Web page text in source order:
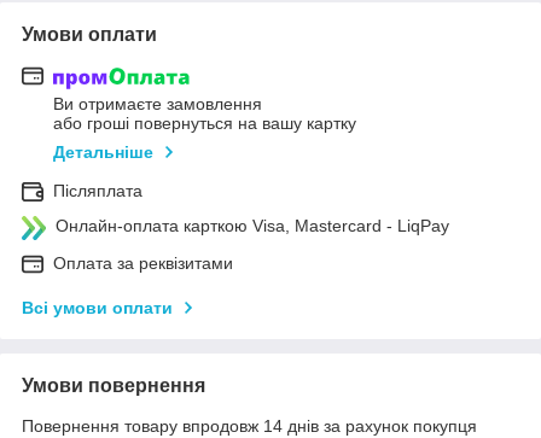
Умови оплати
Ви отримаєте замовлення
або гроші повернуться на вашу картку
Детальніше
Післяплата
Онлайн-оплата карткою Visa, Mastercard - LiqPay
Оплата за реквізитами
Всі умови оплати
Умови повернення
Повернення товару впродовж 14 днів за рахунок покупця